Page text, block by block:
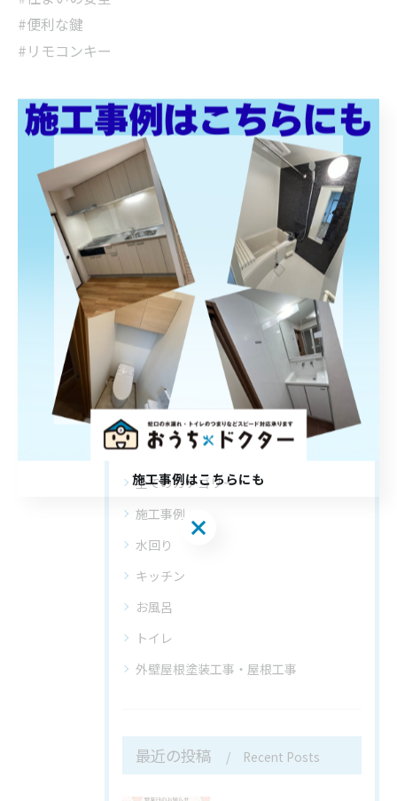
#便利な鍵
#リモコンキー
< 前のページ 次のページ >
関連タグ
#リフォーム
カテゴリー Categories
全てのカテゴリー
施工事例
水回り
キッチン
お風呂
トイレ
外壁屋根塗装工事・屋根工事
最近の投稿 Recent Posts
施工事例はこちらにも
施工事例はこちらにも